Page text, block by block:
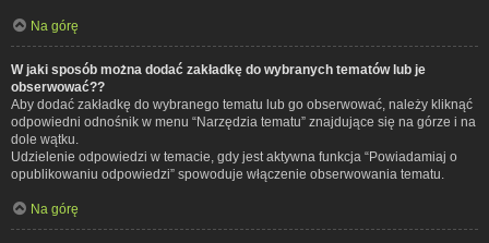
Na górę
W jaki sposób można dodać zakładkę do wybranych tematów lub je
obserwować??
Aby dodać zakładkę do wybranego tematu lub go obserwować, należy kliknąć
odpowiedni odnośnik w menu “Narzędzia tematu” znajdujące się na górze i na
dole wątku.
Udzielenie odpowiedzi w temacie, gdy jest aktywna funkcja “Powiadamiaj o
opublikowaniu odpowiedzi” spowoduje włączenie obserwowania tematu.
Na górę